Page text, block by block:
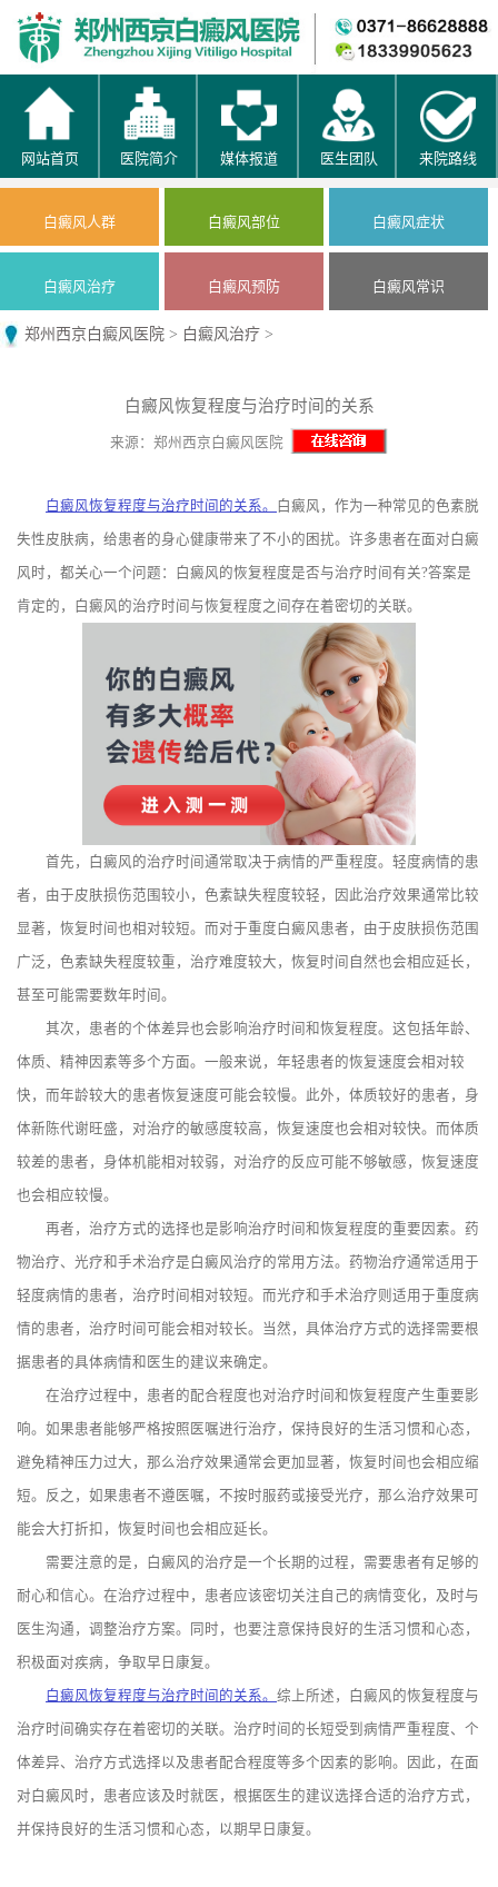
网站首页 医院简介 媒体报道 医生团队 来院路线
白癜风人群 白癜风部位 白癜风症状
白癜风治疗 白癜风预防 白癜风常识
郑州西京白癜风医院 > 白癜风治疗 >
白癜风恢复程度与治疗时间的关系
来源：郑州西京白癜风医院
白癜风恢复程度与治疗时间的关系。 白癜风，作为一种常见的色素脱
失性皮肤病，给患者的身心健康带来了不小的困扰。许多患者在面对白癜
风时，都关心一个问题：白癜风的恢复程度是否与治疗时间有关?答案是
肯定的，白癜风的治疗时间与恢复程度之间存在着密切的关联。
首先，白癜风的治疗时间通常取决于病情的严重程度。轻度病情的患
者，由于皮肤损伤范围较小，色素缺失程度较轻，因此治疗效果通常比较
显著，恢复时间也相对较短。而对于重度白癜风患者，由于皮肤损伤范围
广泛，色素缺失程度较重，治疗难度较大，恢复时间自然也会相应延长，
甚至可能需要数年时间。
其次，患者的个体差异也会影响治疗时间和恢复程度。这包括年龄、
体质、精神因素等多个方面。一般来说，年轻患者的恢复速度会相对较
快，而年龄较大的患者恢复速度可能会较慢。此外，体质较好的患者，身
体新陈代谢旺盛，对治疗的敏感度较高，恢复速度也会相对较快。而体质
较差的患者，身体机能相对较弱，对治疗的反应可能不够敏感，恢复速度
也会相应较慢。
再者，治疗方式的选择也是影响治疗时间和恢复程度的重要因素。药
物治疗、光疗和手术治疗是白癜风治疗的常用方法。药物治疗通常适用于
轻度病情的患者，治疗时间相对较短。而光疗和手术治疗则适用于重度病
情的患者，治疗时间可能会相对较长。当然，具体治疗方式的选择需要根
据患者的具体病情和医生的建议来确定。
在治疗过程中，患者的配合程度也对治疗时间和恢复程度产生重要影
响。如果患者能够严格按照医嘱进行治疗，保持良好的生活习惯和心态，
避免精神压力过大，那么治疗效果通常会更加显著，恢复时间也会相应缩
短。反之，如果患者不遵医嘱，不按时服药或接受光疗，那么治疗效果可
能会大打折扣，恢复时间也会相应延长。
需要注意的是，白癜风的治疗是一个长期的过程，需要患者有足够的
耐心和信心。在治疗过程中，患者应该密切关注自己的病情变化，及时与
医生沟通，调整治疗方案。同时，也要注意保持良好的生活习惯和心态，
积极面对疾病，争取早日康复。
白癜风恢复程度与治疗时间的关系。 综上所述，白癜风的恢复程度与
治疗时间确实存在着密切的关联。治疗时间的长短受到病情严重程度、个
体差异、治疗方式选择以及患者配合程度等多个因素的影响。因此，在面
对白癜风时，患者应该及时就医，根据医生的建议选择合适的治疗方式，
并保持良好的生活习惯和心态，以期早日康复。